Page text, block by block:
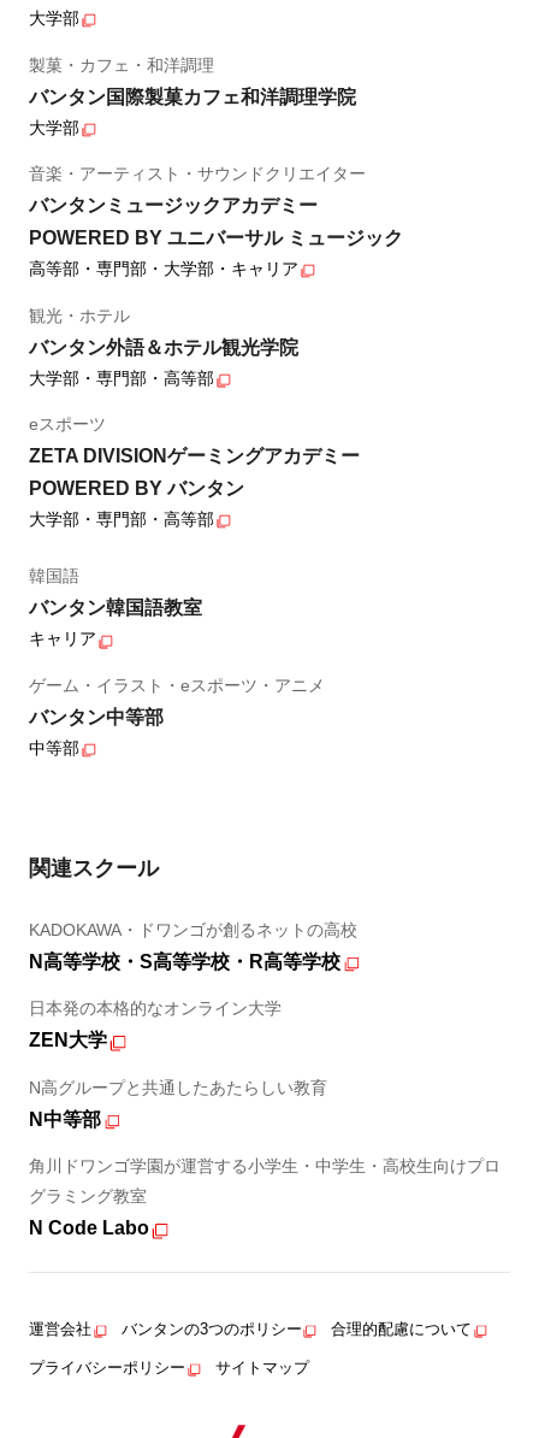
大学部
製菓・カフェ・和洋調理
バンタン国際製菓カフェ和洋調理学院
大学部
音楽・アーティスト・サウンドクリエイター
バンタンミュージックアカデミー
POWERED BY ユニバーサル ミュージック
高等部・専門部・大学部・キャリア
観光・ホテル
バンタン外語＆ホテル観光学院
大学部・専門部・高等部
eスポーツ
ZETA DIVISIONゲーミングアカデミー
POWERED BY バンタン
大学部・専門部・高等部
韓国語
バンタン韓国語教室
キャリア
ゲーム・イラスト・eスポーツ・アニメ
バンタン中等部
中等部
関連スクール
KADOKAWA・ドワンゴが創るネットの高校
N高等学校・S高等学校・R高等学校
日本発の本格的なオンライン大学
ZEN大学
N高グループと共通したあたらしい教育
N中等部
角川ドワンゴ学園が運営する小学生・中学生・高校生向けプロ
グラミング教室
N Code Labo
運営会社 バンタンの3つのポリシー 合理的配慮について
プライバシーポリシー サイトマップ